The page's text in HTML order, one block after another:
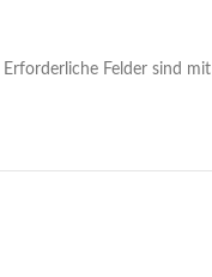
Erforderliche Felder sind mit